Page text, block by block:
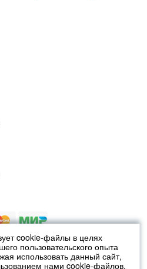
cookie-файлы в целях
пользовательского опыта
использовать данный сайт,
нами cookie-файлов.
публичной офертой (ст.435 ГК